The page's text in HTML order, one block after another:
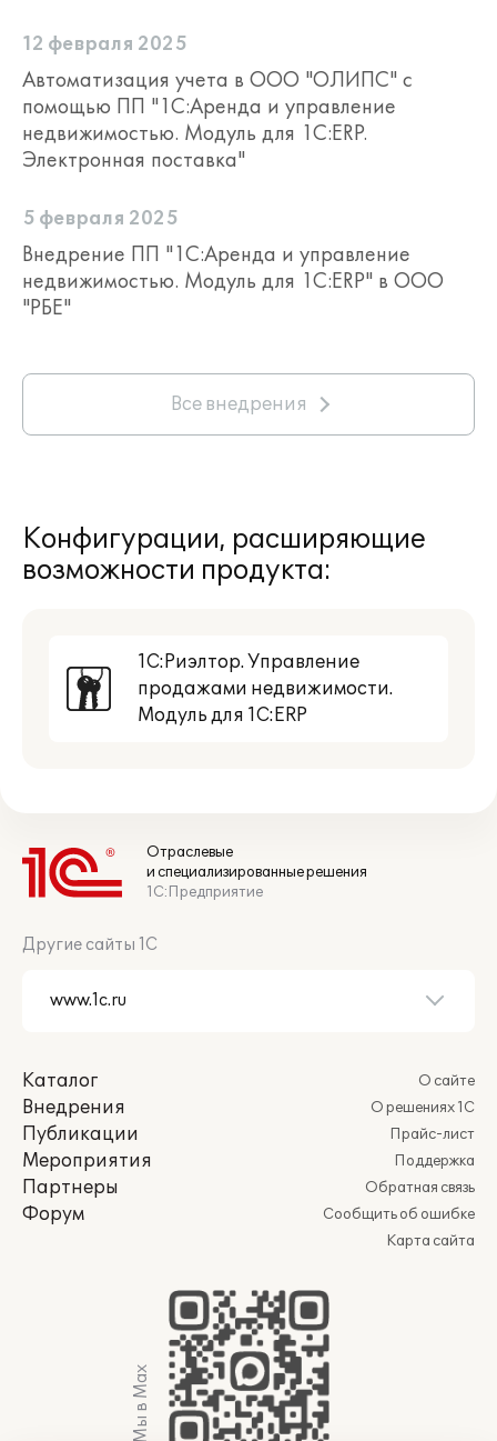
недвижимости. Для подготовки 3D-
моделей и их передачи в
конфигурацию "Аренда и управление
недвижимостью. Модуль для 1С:ERP"
используется BIM-система
основе графических планов
размещения;
Оперативный просмотр размещения
Регистрация произвольных статусов
период – свободен, в резерве, на
группировки и отбора по различным
характеристикам;
12 февраля 2025
Автоматизация учета в ООО "ОЛИПС" с
помощью ПП "1С:Аренда и управление
недвижимостью. Модуль для 1С:ERP.
Электронная поставка"
5 февраля 2025
Внедрение ПП "1С:Аренда и управление
недвижимостью. Модуль для 1С:ERP" в ООО
"РБЕ"
Все внедрения
Конфигурации, расширяющие
возможности продукта:
1С:Риэлтор. Управление
продажами недвижимости.
Модуль для 1С:ERP
Отраслевые
и специализированные решения
1С:Предприятие
Другие сайты 1С
Каталог
Внедрения
Публикации
Мероприятия
Партнеры
Форум
О сайте
О решениях 1С
Прайс-лист
Поддержка
Обратная связь
Сообщить об ошибке
Карта сайта
Мы в Max